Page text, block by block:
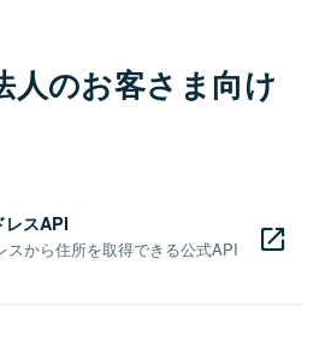
人のお客さま向け
レスAPI
スから住所を取得できる公式API